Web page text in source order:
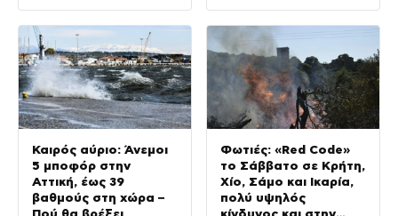
Καιρός αύριο: Άνεμοι
5 μποφόρ στην
Αττική, έως 39
βαθμούς στη χώρα –
Φωτιές: «Red Code»
το Σάββατο σε Κρήτη,
Χίο, Σάμο και Ικαρία,
πολύ υψηλός